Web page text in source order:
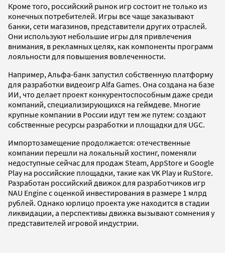
Кроме того, российский рынок игр состоит не только из
конечных потребителей. Игры все чаще заказывают
банки, сети магазинов, представители других отраслей.
Они используют небольшие игры для привлечения
внимания, в рекламных целях, как компоненты программ
лояльности для повышения вовлеченности.
Например, Альфа-банк запустил собственную платформу
для разработки видеоигр Alfa Games. Она создана на базе
ИИ, что делает проект конкурентоспособным даже среди
компаний, специализирующихся на геймдеве. Многие
крупные компании в России идут тем же путем: создают
собственные ресурсы разработки и площадки для UGC.
Импортозамещение продолжается: отечественные
компании перешли на локальный хостинг, поменяли
недоступные сейчас для продаж Steam, AppStore и Google
Play на российские площадки, такие как VK Play и RuStore.
Разработан российский движок для разработчиков игр
NAU Engine с оценкой инвестирования в размере 1 млрд
рублей. Однако юрлицо проекта уже находится в стадии
ликвидации, а перспективы движка вызывают сомнения у
представителей игровой индустрии.